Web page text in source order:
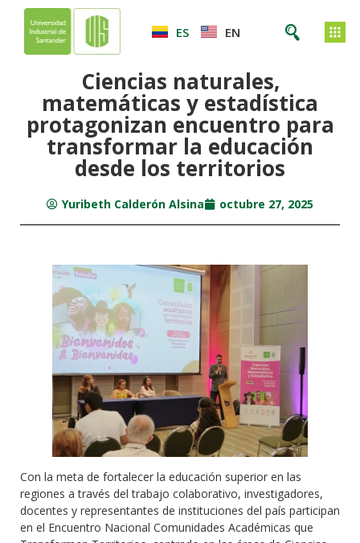
ES EN
Ciencias naturales,
matemáticas y estadística
protagonizan encuentro para
transformar la educación
desde los territorios
Yuribeth Calderón Alsina octubre 27, 2025
Con la meta de fortalecer la educación superior en las
regiones a través del trabajo colaborativo, investigadores,
docentes y representantes de instituciones del país participan
en el Encuentro Nacional Comunidades Académicas que